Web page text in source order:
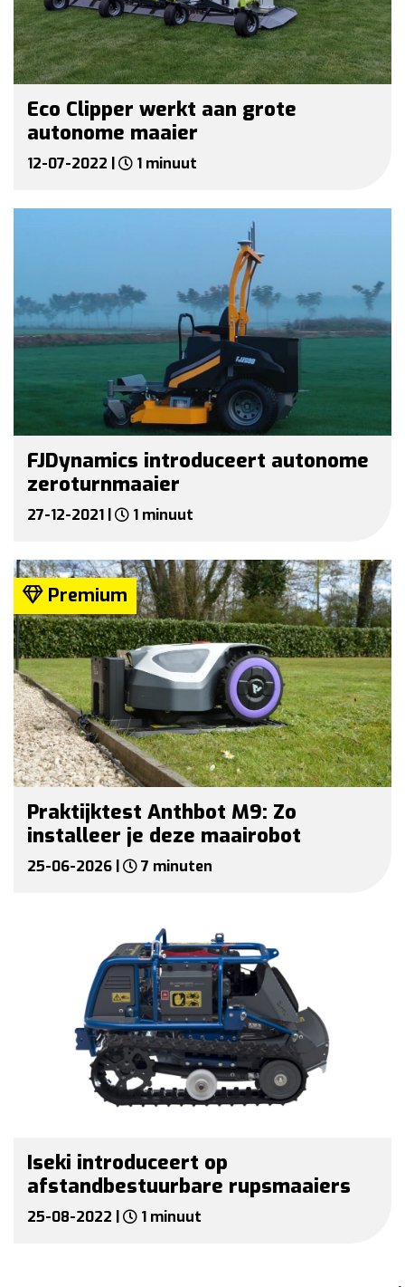
Eco Clipper werkt aan grote
autonome maaier
12-07-2022 | 1 minuut
FJDynamics introduceert autonome
zeroturnmaaier
27-12-2021 | 1 minuut
Premium
Praktijktest Anthbot M9: Zo
installeer je deze maairobot
25-06-2026 | 7 minuten
Iseki introduceert op
afstandbestuurbare rupsmaaiers
25-08-2022 | 1 minuut